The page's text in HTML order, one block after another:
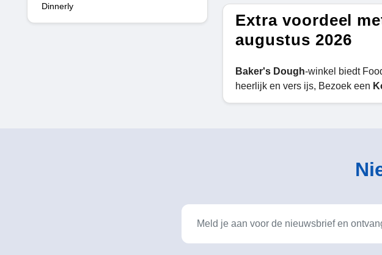
Dinnerly
Extra voordeel
augustus 2026
Baker's Dough-winkel biedt
heerlijk en vers ijs, Bezoek een